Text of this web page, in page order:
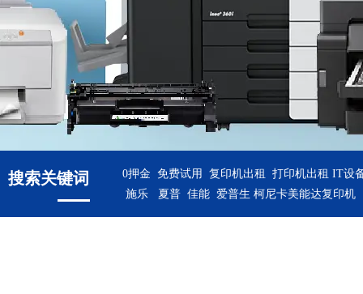
搜索关键词 0押金 免费试用 复印机出租 打印机出租 IT设
施乐 夏普 佳能 爱普生 柯尼卡美能达复印机